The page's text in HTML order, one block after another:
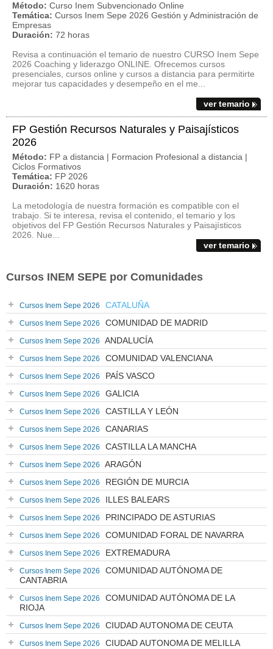
Método: Curso Inem Subvencionado Online
Temática: Cursos Inem Sepe 2026 Gestión y Administración de
Empresas
Duración: 72 horas
Revisa a continuación el temario de nuestro CURSO Inem Sepe
2026 Coaching y liderazgo ONLINE. Ofrecemos cursos
presenciales, cursos online y cursos a distancia para permitirte
mejorar tus capacidades y desempeño en el me...
ver temario
FP Gestión Recursos Naturales y Paisajísticos
2026
Método: FP a distancia | Formacion Profesional a distancia |
Ciclos Formativos
Temática: FP 2026
Duración: 1620 horas
La metodología de nuestra formación es compatible con el
trabajo. Si te interesa, revisa el contenido, el temario y los
objetivos del FP Gestión Recursos Naturales y Paisajísticos
2026. Nue...
ver temario
Cursos INEM SEPE por Comunidades
Cursos Inem Sepe 2026 CATALUÑA
Cursos Inem Sepe 2026 COMUNIDAD DE MADRID
Cursos Inem Sepe 2026 ANDALUCÍA
Cursos Inem Sepe 2026 COMUNIDAD VALENCIANA
Cursos Inem Sepe 2026 PAÍS VASCO
Cursos Inem Sepe 2026 GALICIA
Cursos Inem Sepe 2026 CASTILLA Y LEÓN
Cursos Inem Sepe 2026 CANARIAS
Cursos Inem Sepe 2026 CASTILLA LA MANCHA
Cursos Inem Sepe 2026 ARAGÓN
Cursos Inem Sepe 2026 REGIÓN DE MURCIA
Cursos Inem Sepe 2026 ILLES BALEARS
Cursos Inem Sepe 2026 PRINCIPADO DE ASTURIAS
Cursos Inem Sepe 2026 COMUNIDAD FORAL DE NAVARRA
Cursos Inem Sepe 2026 EXTREMADURA
Cursos Inem Sepe 2026
COMUNIDAD AUTÓNOMA DE
CANTABRIA
Cursos Inem Sepe 2026
COMUNIDAD AUTÓNOMA DE LA
RIOJA
Cursos Inem Sepe 2026 CIUDAD AUTONOMA DE CEUTA
Cursos Inem Sepe 2026 CIUDAD AUTONOMA DE MELILLA